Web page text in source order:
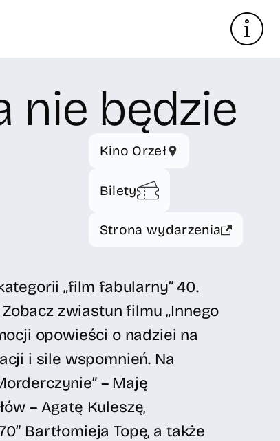
nie będzie
Kino Orzeł
Bilety
Strona wydarzenia
„film fabularny” 40.
zwiastun filmu „Innego
opowieści o nadziei na
i sile wspomnień. Na
– Maję
– Agatę Kuleszę,
Bartłomieja Topę, a także